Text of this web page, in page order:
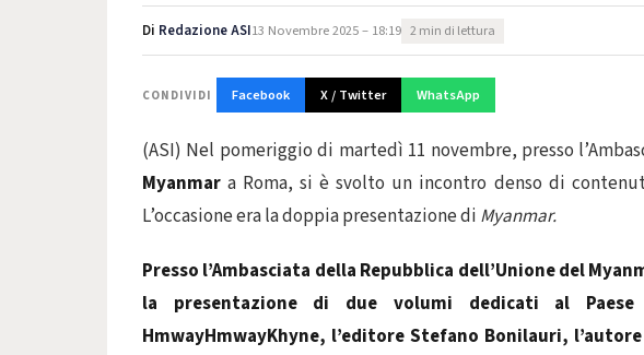
Di Redazione ASI13 Novembre 2025 – 18:19 2 min di lettura
CONDIVIDI Facebook X / Twitter WhatsApp
(ASI) Nel pomeriggio di martedì 11 novembre, presso
Myanmar a Roma, si è svolto un incontro denso di
L’occasione era la doppia presentazione di Myanmar.
Presso l’Ambasciata della Repubblica dell’Unione del
la presentazione di due volumi dedicati al Paese
HmwayHmwayKhyne, l’editore Stefano Bonilauri,